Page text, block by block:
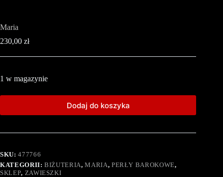
Maria
230,00 zł
1 w magazynie
Dodaj do koszyka
SKU:477766
KATEGORII:BIŻUTERIA,MARIA, PERŁY BAROKOWE,
SKLEP, ZAWIESZKI